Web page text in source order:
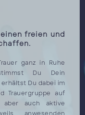
freien und
ganz in Ruhe
Du Dein
Du dabei im
Trauergruppe auf
aber auch aktive